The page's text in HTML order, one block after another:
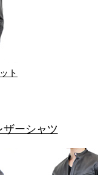
ト
ザーシャツ